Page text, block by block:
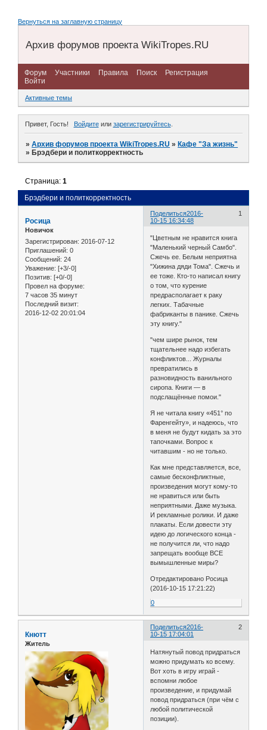
Вернуться на заглавную страницу
Архив форумов проекта WikiTropes.RU
Форум Участники Правила Поиск
Регистрация
Войти
Активные темы
Привет, Гость! Войдитеили зарегистрируйтесь.
»Архив форумов проекта WikiTropes.RU »Кафе "За жизнь"
»Брэдбери и политкорректность
Брэдбери и политкорректность
Страница:1
Поделиться 1
2016-
10-15 16:34:48
Росица
Новичок
Зарегистрирован: 2016-07-12
Приглашений: 0
Сообщений: 24
Уважение: [+3/-0]
Позитив: [+0/-0]
Провел на форуме:
7 часов 35 минут
Последний визит:
2016-12-02 20:01:04
"Цветным не нравится книга
"Маленький черный Самбо".
Сжечь ее. Белым неприятна
"Хижина дяди Тома". Сжечь и
ее тоже. Кто-то написал книгу
о том, что курение
предрасполагает к раку
легких. Табачные
фабриканты в панике. Сжечь
эту книгу."
"чем шире рынок, тем
тщательнее надо избегать
конфликтов... Журналы
превратились в
разновидность ванильного
сиропа. Книги — в
подслащённые помои."
Я не читала книгу «451° по
Фаренгейту», и надеюсь, что
в меня не будут кидать за это
тапочками. Вопрос к
читавшим - но не только.
Как мне представляется, все,
самые бесконфликтные,
произведения могут кому-то
не нравиться или быть
неприятными. Даже музыка.
И рекламные ролики. И даже
плакаты. Если довести эту
идею до логического конца -
не получится ли, что надо
запрещать вообще ВСЕ
вымышленные миры?
Отредактировано Росица
(2016-10-15 17:21:22)
0
Поделиться 2
2016-
10-15 17:04:01
Кнютт
Житель
Натянутый повод придраться
можно придумать ко всему.
Вот хоть в игру играй -
вспомни любое
произведение, и придумай
повод придраться (при чём с
любой политической
позиции).